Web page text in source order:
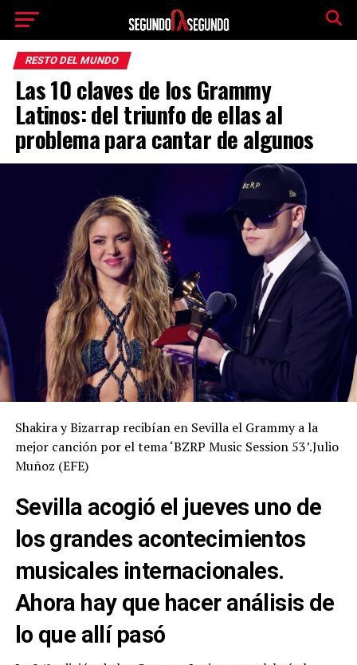
RESTO DEL MUNDO
Las 10 claves de los Grammy
Latinos: del triunfo de ellas al
problema para cantar de algunos
Shakira y Bizarrap recibían en Sevilla el Grammy a la
mejor canción por el tema ‘BZRP Music Session 53’.Julio
Muñoz (EFE)
Sevilla acogió el jueves uno de
los grandes acontecimientos
musicales internacionales.
Ahora hay que hacer análisis de
lo que allí pasó